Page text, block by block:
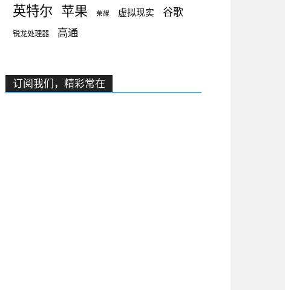
英特尔 苹果 荣耀 虚拟现实 谷歌
锐龙处理器 高通
订阅我们，精彩常在